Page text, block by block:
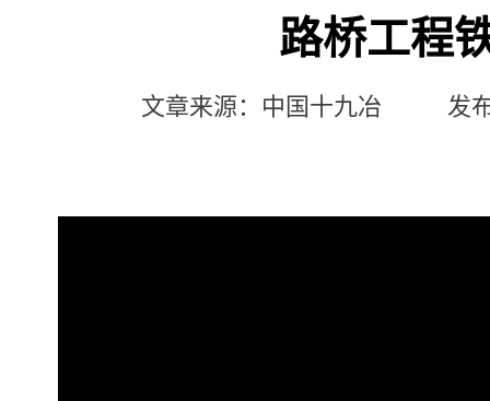
路桥工程
文章来源：中国十九冶 发布